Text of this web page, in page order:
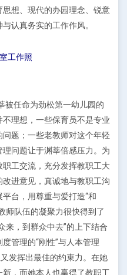
想、现代的办园理念、锐意
认真务实的工作作风。
工作照
被任命为劲松第一幼儿园的
理想，一些保育员不是专业
题；一些老教师对这个年轻
问题让于渊莘倍感压力。为
工交流，充分发挥教职工大
进意见，真诚地与教职工沟
台，用尊重与爱打造“和
师队伍的凝聚力很快得到了
来，到群众中去”的上下结合
管理的“刚性”与人本管理
发挥出最佳的约束力。在她
，而她本人也赢得了教职工